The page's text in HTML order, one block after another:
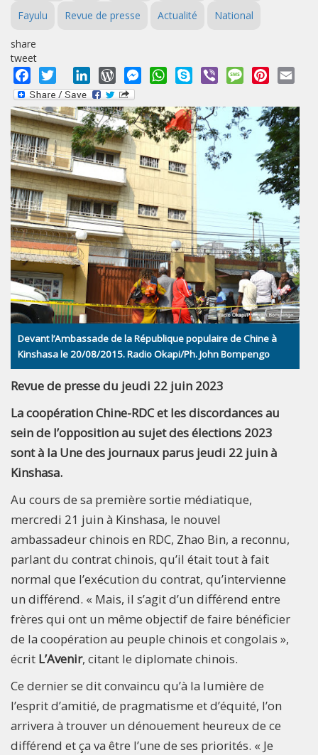
Fayulu Revue de presse Actualité National
share
tweet
Facebook
Twitter LinkedInWordPressMessengerWhatsApp
Skype Viber MessagePinterest
Devant l’Ambassade de la République populaire de Chine à
Kinshasa le 20/08/2015. Radio Okapi/Ph. John Bompengo
Revue de presse du jeudi 22 juin 2023
La coopération Chine-RDC et les discordances au
sein de l’opposition au sujet des élections 2023
sont à la Une des journaux parus jeudi 22 juin à
Kinshasa.
Au cours de sa première sortie médiatique,
mercredi 21 juin à Kinshasa, le nouvel
ambassadeur chinois en RDC, Zhao Bin, a reconnu,
parlant du contrat chinois, qu’il était tout à fait
normal que l’exécution du contrat, qu’intervienne
un différend. « Mais, il s’agit d’un différend entre
frères qui ont un même objectif de faire bénéficier
de la coopération au peuple chinois et congolais »,
écrit L’Avenir, citant le diplomate chinois.
Ce dernier se dit convaincu qu’à la lumière de
l’esprit d’amitié, de pragmatisme et d’équité, l’on
arrivera à trouver un dénouement heureux de ce
différend et ça va être l’une de ses priorités. « Je